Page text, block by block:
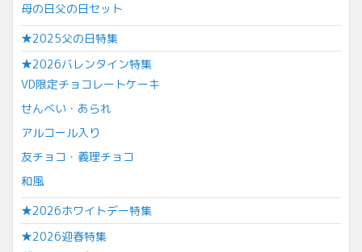
母の日父の日セット
★2025父の日特集
★2026バレンタイン特集
VD限定チョコレートケーキ
せんべい・あられ
アルコール入り
友チョコ・義理チョコ
和風
★2026ホワイトデー特集
★2026迎春特集